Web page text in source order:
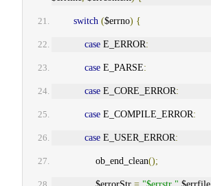
switch ($errno) {
case E_ERROR:
case E_PARSE:
case E_CORE_ERROR:
case E_COMPILE_ERROR:
case E_USER_ERROR:
                ob_end_clean
();